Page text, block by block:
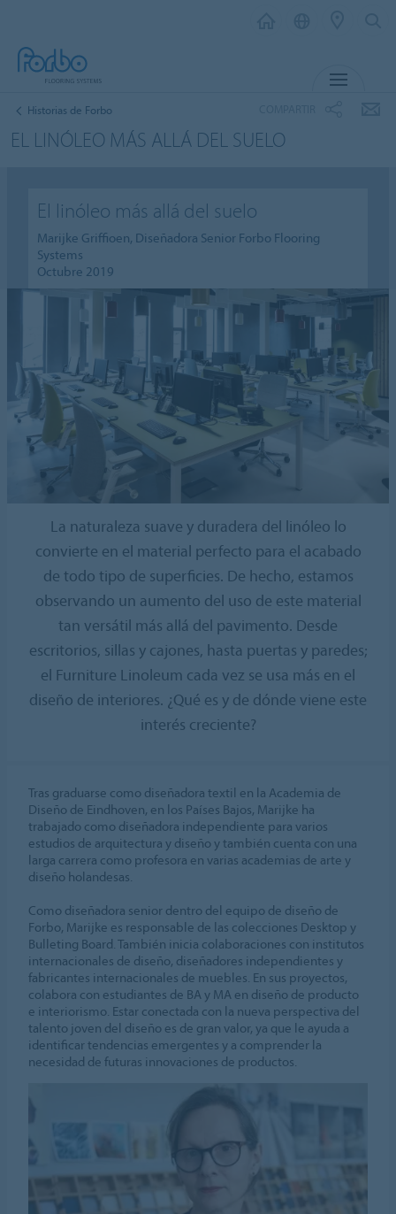
Historias de Forbo
EL LINÓLEO MÁS ALLÁ DEL SUELO
El linóleo más allá del suelo
Marijke Griffioen, Diseñadora Senior Forbo Flooring
Systems
Octubre 2019
La naturaleza suave y duradera del linóleo lo
convierte en el material perfecto para el acabado
de todo tipo de superficies. De hecho, estamos
observando un aumento del uso de este material
tan versátil más allá del pavimento. Desde
escritorios, sillas y cajones, hasta puertas y paredes;
el Furniture Linoleum cada vez se usa más en el
diseño de interiores. ¿Qué es y de dónde viene este
interés creciente?
Tras graduarse como diseñadora textil en la Academia de
Diseño de Eindhoven, en los Países Bajos, Marijke ha
trabajado como diseñadora independiente para varios
estudios de arquitectura y diseño y también cuenta con una
larga carrera como profesora en varias academias de arte y
diseño holandesas.
Como diseñadora senior dentro del equipo de diseño de
Forbo, Marijke es responsable de las colecciones Desktop y
Bulleting Board. También inicia colaboraciones con institutos
internacionales de diseño, diseñadores independientes y
fabricantes internacionales de muebles. En sus proyectos,
colabora con estudiantes de BA y MA en diseño de producto
e interiorismo. Estar conectada con la nueva perspectiva del
talento joven del diseño es de gran valor, ya que le ayuda a
identificar tendencias emergentes y a comprender la
necesidad de futuras innovaciones de productos.